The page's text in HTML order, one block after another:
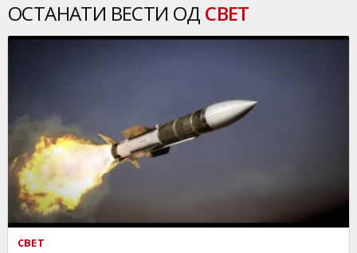
ОСТАНАТИ ВЕСТИ ОД СВЕТ
СВЕТ